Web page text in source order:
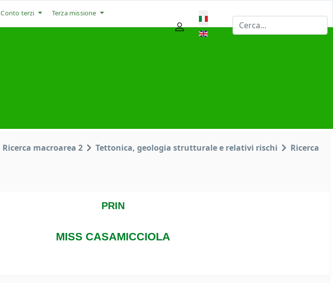
Conto terzi Terza missione Seleziona la tua lingua
Ricerca macroarea 2 Tettonica, geologia strutturale e relativi rischi
Ricerca
PRIN
MISS CASAMICCIOLA